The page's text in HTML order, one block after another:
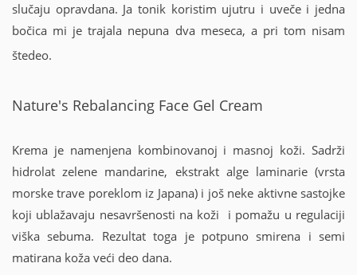
slučaju opravdana. Ja tonik koristim ujutru i uveče i jedna
bočica mi je trajala nepuna dva meseca, a pri tom nisam
štedeo.
Nature's Rebalancing Face Gel Cream
Krema je namenjena kombinovanoj i masnoj koži. Sadrži
hidrolat zelene mandarine, ekstrakt alge laminarie (vrsta
morske trave poreklom iz Japana) i još neke aktivne sastojke
koji ublažavaju nesavršenosti na koži i pomažu u regulaciji
viška sebuma. Rezultat toga je potpuno smirena i semi
matirana koža veći deo dana.